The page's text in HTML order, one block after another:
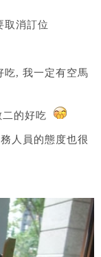
取消訂位
吃, 我一定有空馬
二的好吃
人員的態度也很